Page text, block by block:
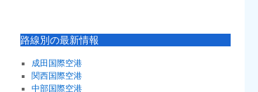
路線別の最新情報
成田国際空港
関西国際空港
中部国際空港